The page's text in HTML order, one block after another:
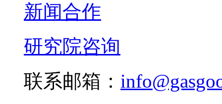
新闻合作
研究院咨询
联系邮箱：